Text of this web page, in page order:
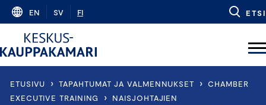
Skip
content
EN SV FI ETSI
ETUSIVU › TAPAHTUMAT JA VALMENNUKSET › CHAMBER
EXECUTIVE TRAINING
›
NAISJOHTAJIEN